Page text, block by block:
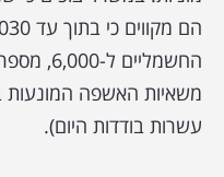
עשרות בודדות היום).